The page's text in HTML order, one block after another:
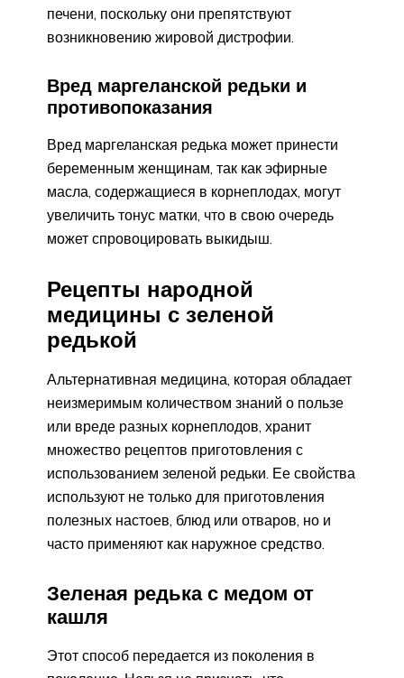
печени, поскольку они препятствуют
возникновению жировой дистрофии.
Вред маргеланской редьки и
противопоказания
Вред маргеланская редька может принести
беременным женщинам, так как эфирные
масла, содержащиеся в корнеплодах, могут
увеличить тонус матки, что в свою очередь
может спровоцировать выкидыш.
Рецепты народной
медицины с зеленой
редькой
Альтернативная медицина, которая обладает
неизмеримым количеством знаний о пользе
или вреде разных корнеплодов, хранит
множество рецептов приготовления с
использованием зеленой редьки. Ее свойства
используют не только для приготовления
полезных настоев, блюд или отваров, но и
часто применяют как наружное средство.
Зеленая редька с медом от
кашля
Этот способ передается из поколения в